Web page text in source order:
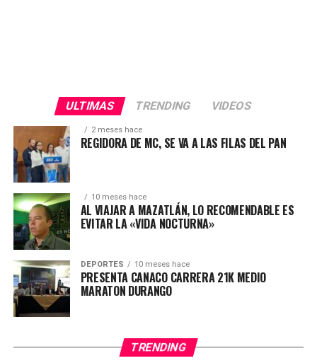
ULTIMAS TRENDING VIDEOS
2 meses hace
REGIDORA DE MC, SE VA A LAS FILAS DEL PAN
10 meses hace
AL VIAJAR A MAZATLÁN, LO RECOMENDABLE ES
EVITAR LA «VIDA NOCTURNA»
DEPORTES 10 meses hace
PRESENTA CANACO CARRERA 21K MEDIO
MARATON DURANGO
TRENDING